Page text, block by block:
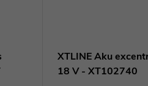
XTLINE Aku
18 V - XT102740